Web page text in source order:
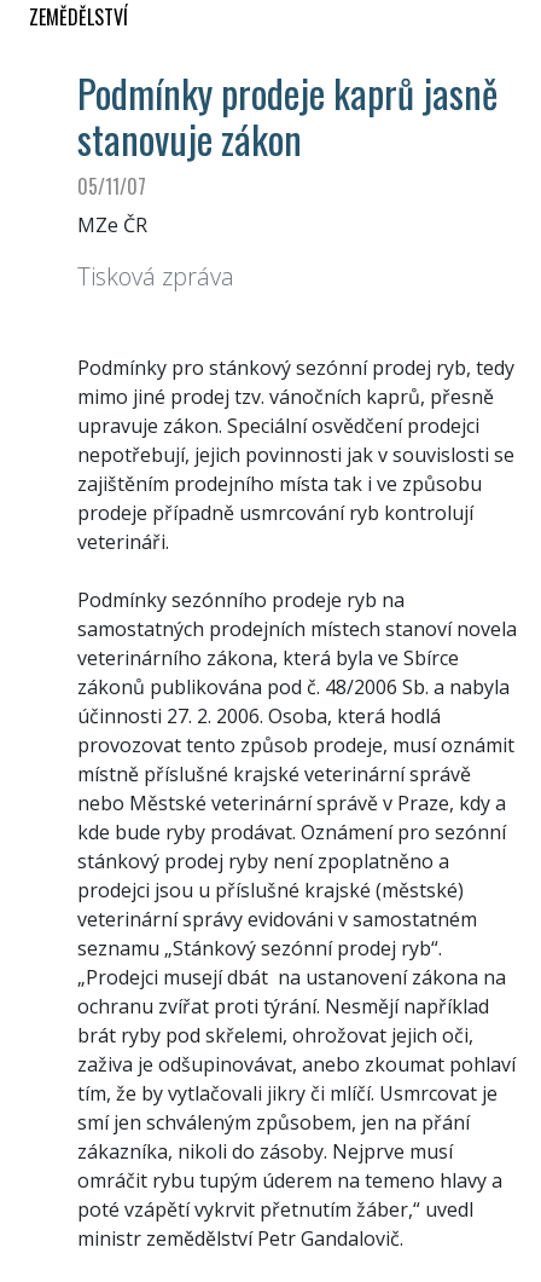
ZEMĚDĚLSTVÍ
Podmínky prodeje kaprů jasně
stanovuje zákon
05/11/07
MZe ČR
Tisková zpráva
Podmínky pro stánkový sezónní prodej ryb, tedy
mimo jiné prodej tzv. vánočních kaprů, přesně
upravuje zákon. Speciální osvědčení prodejci
nepotřebují, jejich povinnosti jak v souvislosti se
zajištěním prodejního místa tak i ve způsobu
prodeje případně usmrcování ryb kontrolují
veterináři.
Podmínky sezónního prodeje ryb na
samostatných prodejních místech stanoví novela
veterinárního zákona, která byla ve Sbírce
zákonů publikována pod č. 48/2006 Sb. a nabyla
účinnosti 27. 2. 2006. Osoba, která hodlá
provozovat tento způsob prodeje, musí oznámit
místně příslušné krajské veterinární správě
nebo Městské veterinární správě v Praze, kdy a
kde bude ryby prodávat. Oznámení pro sezónní
stánkový prodej ryby není zpoplatněno a
prodejci jsou u příslušné krajské (městské)
veterinární správy evidováni v samostatném
seznamu „Stánkový sezónní prodej ryb“.
„Prodejci musejí dbát na ustanovení zákona na
ochranu zvířat proti týrání. Nesmějí například
brát ryby pod skřelemi, ohrožovat jejich oči,
zaživa je odšupinovávat, anebo zkoumat pohlaví
tím, že by vytlačovali jikry či mlíčí. Usmrcovat je
smí jen schváleným způsobem, jen na přání
zákazníka, nikoli do zásoby. Nejprve musí
omráčit rybu tupým úderem na temeno hlavy a
poté vzápětí vykrvit přetnutím žáber,“ uvedl
ministr zemědělství Petr Gandalovič.